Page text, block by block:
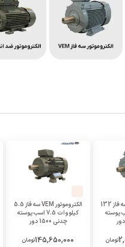
الکتروموتور VEM سه فاز 132
180 اسب پوسته
تومان
الکتروموتور VEM سه فاز 5.5
کیلووات 7.5 اسب پوسته
چدنی 1500 دور
145,650,000تومان